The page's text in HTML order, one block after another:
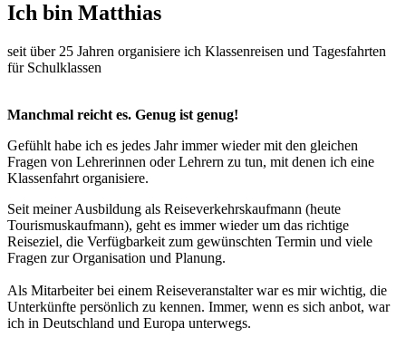
Ich bin Matthias
seit über 25 Jahren organisiere ich Klassenreisen und Tagesfahrten
für Schulklassen
Manchmal reicht es. Genug ist genug!
Gefühlt habe ich es jedes Jahr immer wieder mit den gleichen
Fragen von Lehrerinnen oder Lehrern zu tun, mit denen ich eine
Klassenfahrt organisiere.
Seit meiner Ausbildung als Reiseverkehrskaufmann (heute
Tourismuskaufmann), geht es immer wieder um das richtige
Reiseziel, die Verfügbarkeit zum gewünschten Termin und viele
Fragen zur Organisation und Planung.
Als Mitarbeiter bei einem Reiseveranstalter war es mir wichtig, die
Unterkünfte persönlich zu kennen. Immer, wenn es sich anbot, war
ich in Deutschland und Europa unterwegs.